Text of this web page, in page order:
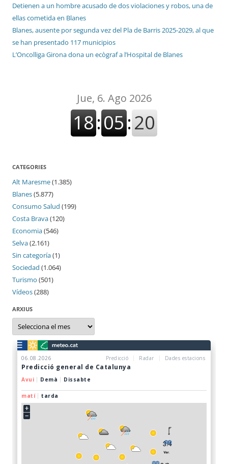
Detienen a un hombre acusado de dos violaciones y robos, una de
ellas cometida en Blanes
Blanes, ausente por segunda vez del Pla de Barris 2025-2029, al que
se han presentado 117 municipios
L’Oncolliga Girona dona un ecògraf a l’Hospital de Blanes
CATEGORIES
Alt Maresme(1.385)
Blanes(5.877)
Consumo Salud (199)
Costa Brava(120)
Economia(546)
Selva(2.161)
Sin categoría(1)
Sociedad (1.064)
Turismo (501)
Vídeos(288)
ARXIUS
Arxius